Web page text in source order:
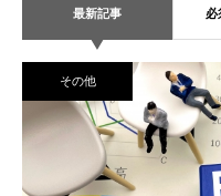
最新記事 必
その他